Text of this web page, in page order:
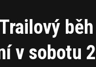
v sobotu